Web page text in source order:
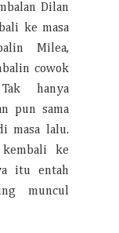
Dilan
ke masa
Milea,
cowok
hanya
pun sama
masa lalu.
kembali ke
itu entah
muncul